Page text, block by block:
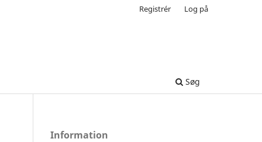
Søg
Registrér Log på
Information